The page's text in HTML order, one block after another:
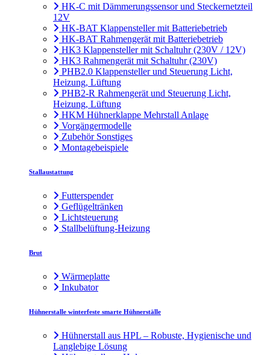
HK-C mit Dämmerungssensor und Steckernetzteil
12V
HK-BAT Klappensteller mit Batteriebetrieb
HK-BAT Rahmengerät mit Batteriebetrieb
HK3 Klappensteller mit Schaltuhr (230V / 12V)
HK3 Rahmengerät mit Schaltuhr (230V)
PHB2.0 Klappensteller und Steuerung Licht,
Heizung, Lüftung
PHB2-R Rahmengerät und Steuerung Licht,
Heizung, Lüftung
HKM Hühnerklappe Mehrstall Anlage
Vorgängermodelle
Zubehör Sonstiges
Montagebeispiele
Stallaustattung
Futterspender
Geflügeltränken
Lichtsteuerung
Stallbelüftung-Heizung
Brut
Wärmeplatte
Inkubator
Hühnerstalle winterfeste smarte Hühnerställe
Hühnerstall aus HPL – Robuste, Hygienische und
Langlebige Lösung